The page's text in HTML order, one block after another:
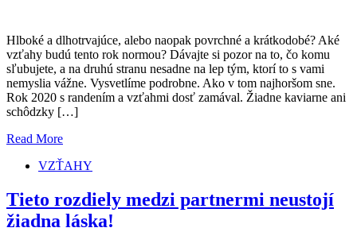
Hlboké a dlhotrvajúce, alebo naopak povrchné a krátkodobé? Aké
vzťahy budú tento rok normou? Dávajte si pozor na to, čo komu
sľubujete, a na druhú stranu nesadne na lep tým, ktorí to s vami
nemyslia vážne. Vysvetlíme podrobne. Ako v tom najhoršom sne.
Rok 2020 s randením a vzťahmi dosť zamával. Žiadne kaviarne ani
schôdzky […]
Read More
VZŤAHY
Tieto rozdiely medzi partnermi neustojí
žiadna láska!